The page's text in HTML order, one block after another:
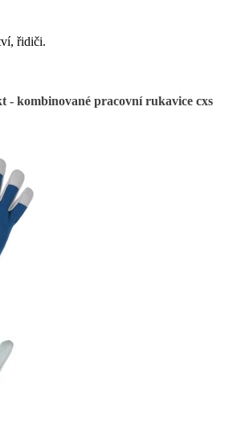
řidiči.
- kombinované pracovní rukavice cxs